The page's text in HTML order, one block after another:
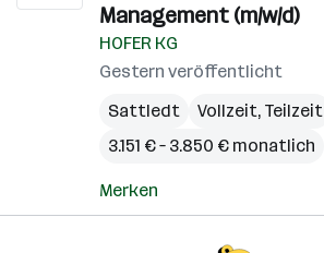
Management (m/w/d)
HOFER KG
Gestern veröffentlicht
Sattledt
Vollzeit, Teilzeit
3.151 € – 3.850 € monatlich
Merken